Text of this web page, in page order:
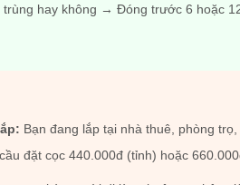
trùng hay không → Đóng trước 6 hoặc
Bạn đang lắp tại nhà thuê, phòng
đặt cọc 440.000đ (tỉnh) hoặc